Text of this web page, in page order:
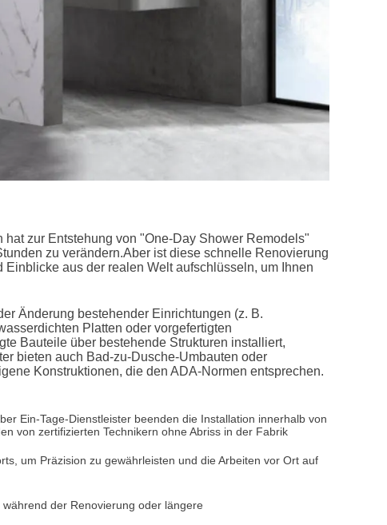
zur Entstehung von "One-Day Shower Remodels"
zu verändern.Aber ist diese schnelle Renovierung
aus der realen Welt aufschlüsseln, um Ihnen
Änderung bestehender Einrichtungen (z. B.
Platten oder vorgefertigten
Bauteile über bestehende Strukturen installiert,
bieten auch Bad-zu-Dusche-Umbauten oder
Konstruktionen, die den ADA-Normen entsprechen.
Ein-Tage-Dienstleister beenden die Installation innerhalb von
von zertifizierten Technikern ohne Abriss in der Fabrik
um Präzision zu gewährleisten und die Arbeiten vor Ort auf
der Renovierung oder längere